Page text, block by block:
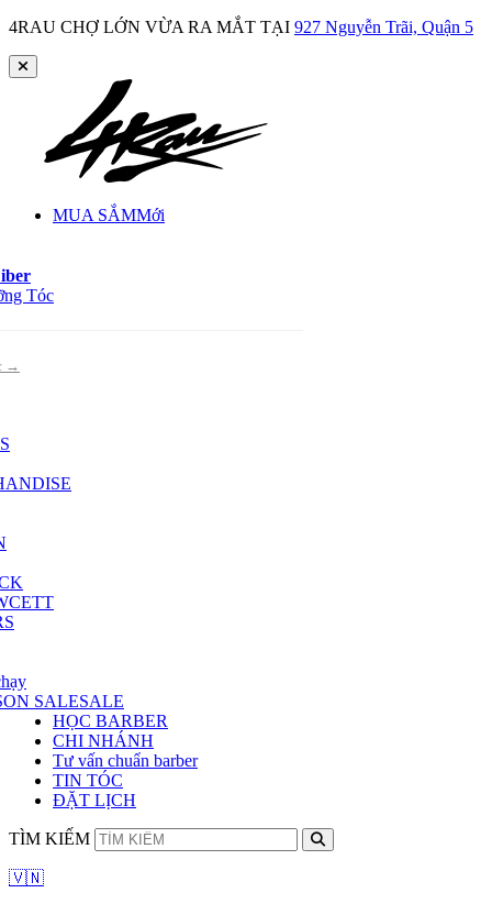
4RAU CHỢ LỚN VỪA RA MẮT TẠI 927 Nguyễn Trãi, Quận 5
MUA SẮMMới
Tóc
→
SALESALE
HỌC BARBER
CHI NHÁNH
Tư vấn chuẩn barber
TIN TÓC
ĐẶT LỊCH
TÌM KIẾM
🇻🇳